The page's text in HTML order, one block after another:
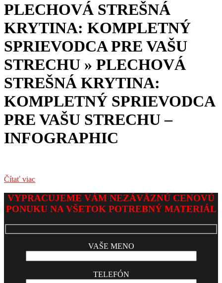
PLECHOVÁ STREŠNÁ
KRYTINA: KOMPLETNÝ
SPRIEVODCA PRE VAŠU
STRECHU » PLECHOVÁ
STREŠNÁ KRYTINA:
KOMPLETNÝ SPRIEVODCA
PRE VAŠU STRECHU –
INFOGRAPHIC
Čítať viac
2026-
02-
03
VYPRACUJEME VÁM NEZÁVÄZNÚ CENOVÚ
PONUKU NA VŠETOK POTREBNÝ MATERIÁL
VAŠE MENO
TELEFÓN